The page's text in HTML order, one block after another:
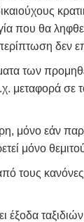
που θα
δεν
των
μεταφορά
μόνο εάν
μόνο
τους
έξοδα